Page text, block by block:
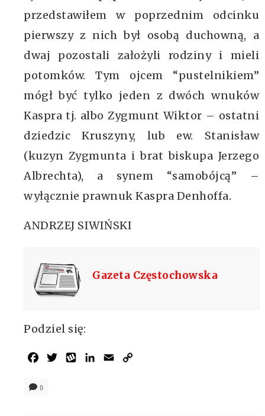
przedstawiłem w poprzednim odcinku
pierwszy z nich był osobą duchowną, a
dwaj pozostali założyli rodziny i mieli
potomków. Tym ojcem “pustelnikiem”
mógł być tylko jeden z dwóch wnuków
Kaspra tj. albo Zygmunt Wiktor – ostatni
dziedzic Kruszyny, lub ew. Stanisław
(kuzyn Zygmunta i brat biskupa Jerzego
Albrechta), a synem “samobójcą” –
wyłącznie prawnuk Kaspra Denhoffa.
ANDRZEJ SIWIŃSKI
Gazeta Częstochowska
Podziel się:
Facebook
TwitterWykopLinkedIn
Email
0